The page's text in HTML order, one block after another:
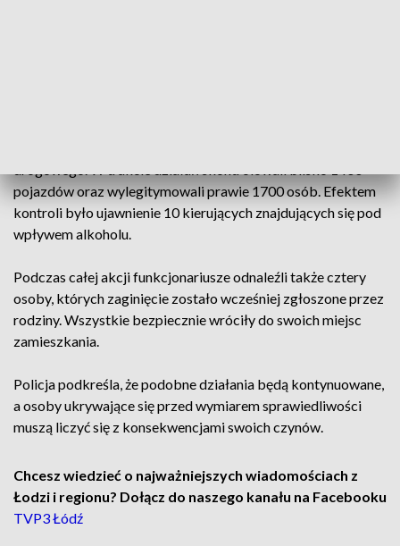
pojazdów oraz wylegitymowali prawie 1700 osób. Efektem
kontroli było ujawnienie 10 kierujących znajdujących się pod
wpływem alkoholu.
Podczas całej akcji funkcjonariusze odnaleźli także cztery
osoby, których zaginięcie zostało wcześniej zgłoszone przez
rodziny. Wszystkie bezpiecznie wróciły do swoich miejsc
zamieszkania.
Policja podkreśla, że podobne działania będą kontynuowane,
a osoby ukrywające się przed wymiarem sprawiedliwości
muszą liczyć się z konsekwencjami swoich czynów.
Chcesz wiedzieć o najważniejszych wiadomościach z
Łodzi i regionu? Dołącz do naszego kanału na Facebooku
TVP3 Łódź